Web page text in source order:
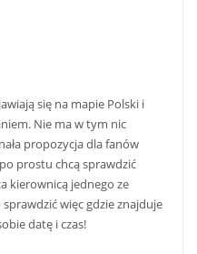
się na mapie Polski i
Nie ma w tym nic
propozycja dla fanów
prostu chcą sprawdzić
kierownicą jednego ze
więc gdzie znajduje
datę i czas!